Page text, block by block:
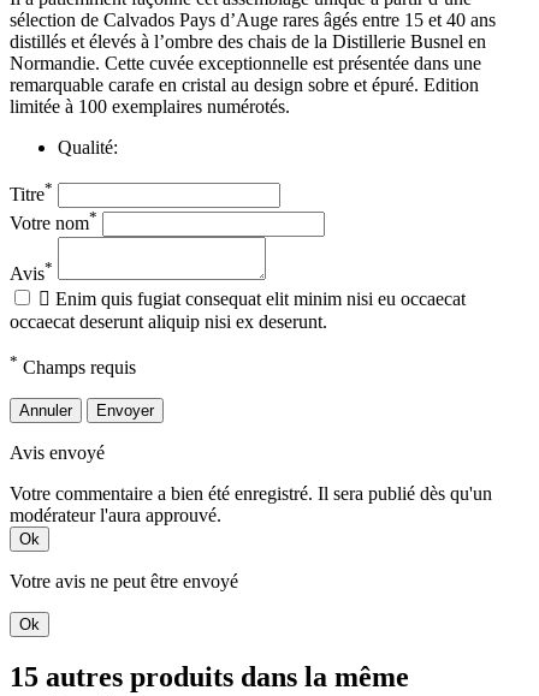
sélection de Calvados Pays d’Auge rares âgés entre 15 et 40 ans
distillés et élevés à l’ombre des chais de la Distillerie Busnel en
Normandie. Cette cuvée exceptionnelle est présentée dans une
remarquable carafe en cristal au design sobre et épuré. Edition
limitée à 100 exemplaires numérotés.
Qualité:
Titre*
Votre nom*
Avis*
 Enim quis fugiat consequat elit minim nisi eu occaecat
occaecat deserunt aliquip nisi ex deserunt.
* Champs requis
Annuler Envoyer
Avis envoyé
Votre commentaire a bien été enregistré. Il sera publié dès qu'un
modérateur l'aura approuvé.
Ok
Votre avis ne peut être envoyé
Ok
15 autres produits dans la même